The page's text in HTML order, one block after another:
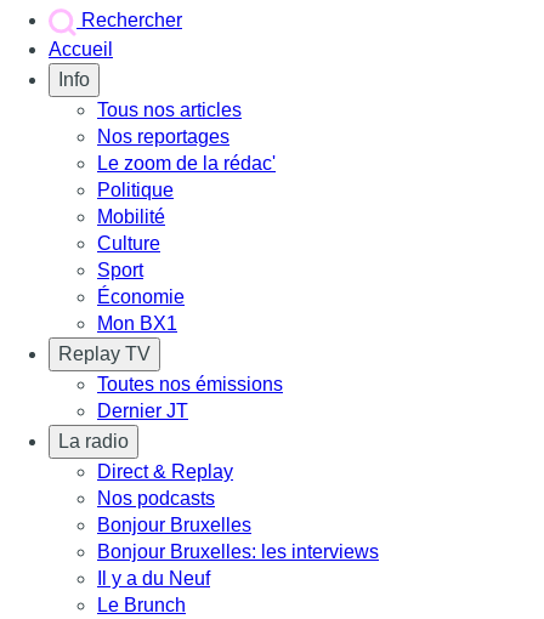
Rechercher
Accueil
Info
Tous nos articles
Nos reportages
Le zoom de la rédac'
Politique
Mobilité
Culture
Sport
Économie
Mon BX1
Replay TV
Toutes nos émissions
Dernier JT
La radio
Direct & Replay
Nos podcasts
Bonjour Bruxelles
Bonjour Bruxelles: les interviews
Il y a du Neuf
Le Brunch